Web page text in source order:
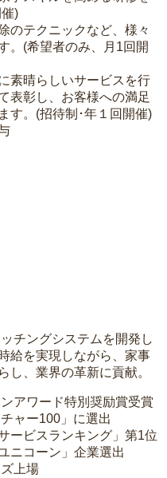
)
のテクニックなど、様々
。(希望者のみ、月1回開
素晴らしいサービスを行
表彰し、お客様への満足
す。(招待制･年１回開催)
チングシステムを開発し
給を実現しながら、家事
し、業界の革新に貢献。
アワード特別奨励賞受賞
ャー100」に選出
ビスランキング」第1位
ニコーン」企業選出
上場